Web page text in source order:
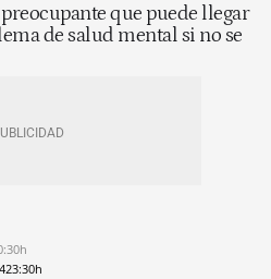
que puede llegar
de salud mental si no se
23:30h